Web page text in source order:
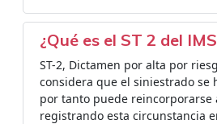
¿Qué es el ST 2 del
ST-2, Dictamen por alta por
considera que el siniestrado se
por tanto puede reincorporarse
registrando esta circunstancia